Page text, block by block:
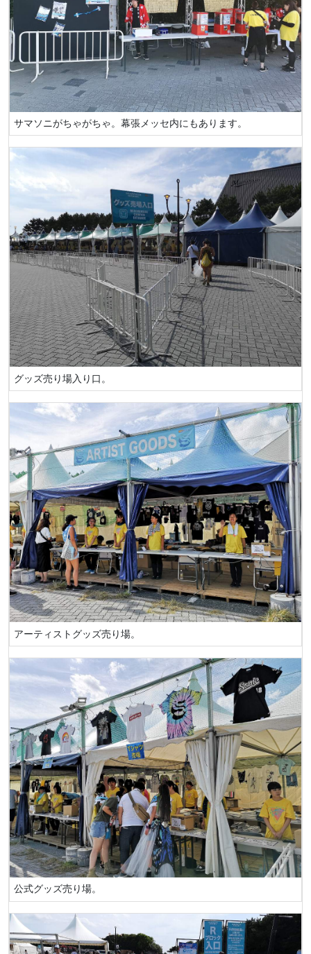
サマソニがちゃがちゃ。幕張メッセ内にもあります。
グッズ売り場入り口。
アーティストグッズ売り場。
公式グッズ売り場。